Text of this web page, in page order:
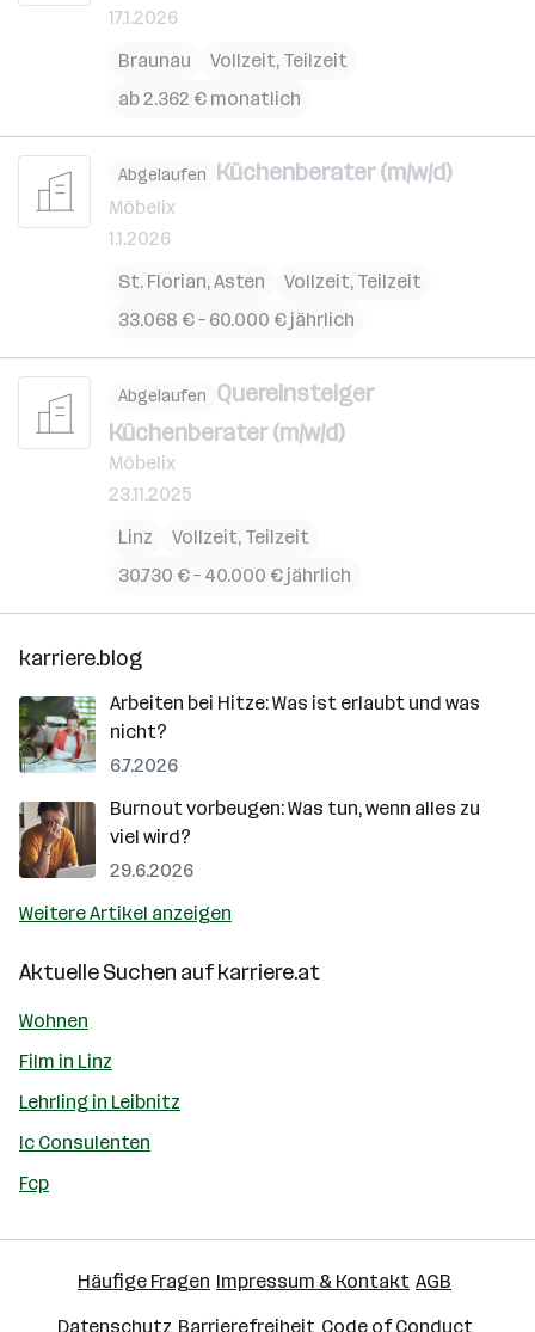
17.1.2026
Braunau
Vollzeit, Teilzeit
ab 2.362 € monatlich
Abgelaufen Küchenberater (m/w/d)
Möbelix
1.1.2026
St. Florian,Asten
Vollzeit, Teilzeit
33.068 € – 60.000 € jährlich
Abgelaufen Quereinsteiger
Küchenberater (m/w/d)
Möbelix
23.11.2025
Linz
Vollzeit, Teilzeit
30.730 € – 40.000 € jährlich
karriere.blog
Arbeiten bei Hitze: Was ist erlaubt und was
nicht?
6.7.2026
Burnout vorbeugen: Was tun, wenn alles zu
viel wird?
29.6.2026
Weitere Artikel anzeigen
Aktuelle Suchen aufkarriere.at
Wohnen
Film in Linz
Lehrling in Leibnitz
Ic Consulenten
Fcp
Häufige Fragen Impressum & Kontakt AGB
Datenschutz Barrierefreiheit Code of Conduct